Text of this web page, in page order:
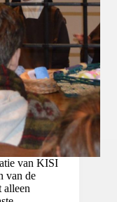
van KISI
van de
alleen